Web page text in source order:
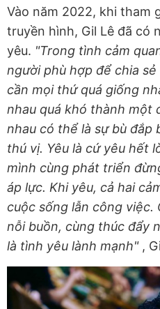
Vào năm 2022, khi tham
truyền hình, Gil Lê đã có
yêu. "Trong tình cảm
người phù hợp để chia
cần mọi thứ quá giống
nhau quá khó thành một
nhau có thể là sự bù đắp
thú vị. Yêu là cứ yêu hết
mình cùng phát triển
áp lực. Khi yêu, cả hai
cuộc sống lẫn công việc.
nỗi buồn, cùng thúc đẩy
là tình yêu lành mạnh" ,